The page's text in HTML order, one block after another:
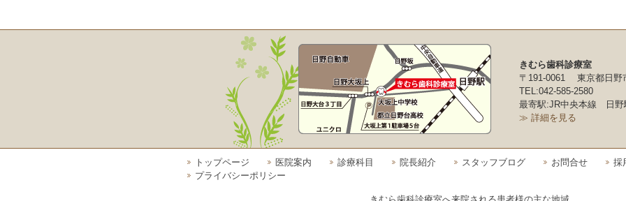
きむら歯科診療室
〒191-0061 東京都日野
TEL:042-585-2580
最寄駅:JR中央本線 日野
≫ 詳細を見る
トップページ 医院案内 診療科目 院長紹介 スタッフブログ お問合せ
採
プライバシーポリシー